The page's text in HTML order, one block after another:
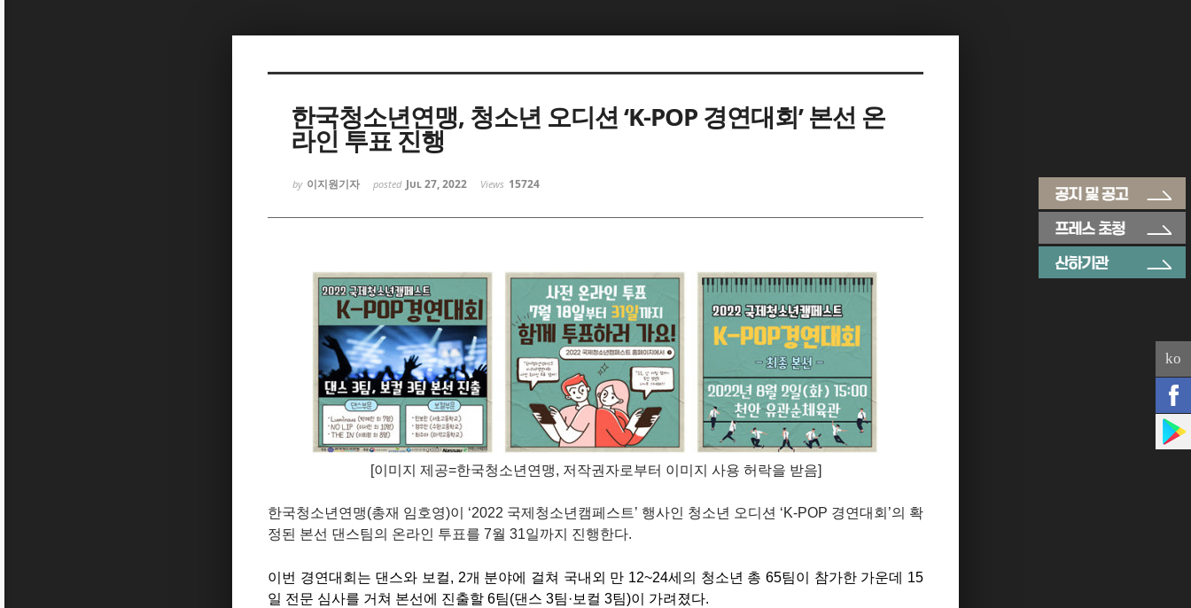
한국청소년연맹, 청소년 오디션 ‘K-POP 경연대회’ 본선 온
라인 투표 진행
by 이지원기자 posted Jul 27, 2022 Views 15724
[이미지 제공=한국청소년연맹, 저작권자로부터 이미지 사용 허락을 받음]
한국청소년연맹(총재 임호영)이 ‘2022 국제청소년캠페스트’ 행사인 청소년 오디션 ‘K-POP 경연대회’의 확
정된 본선 댄스팀의 온라인 투표를 7월 31일까지 진행한다.
이번 경연대회는 댄스와 보컬, 2개 분야에 걸쳐 국내외 만 12~24세의 청소년 총 65팀이 참가한 가운데 15
일 전문 심사를 거쳐 본선에 진출할 6팀(댄스 3팀·보컬 3팀)이 가려졌다.
ko
Sketchbook5, 스케치북5
Sketchbook5, 스케치북5